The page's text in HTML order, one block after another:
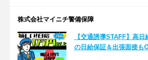
株式会社マイニチ警備保障
【交通誘導STAFF】高
の日給保証＆出張面接も